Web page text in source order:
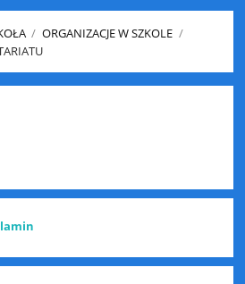
/ ORGANIZACJE W SZKOLE /